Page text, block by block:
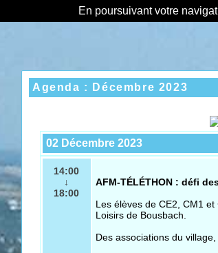
En poursuivant votre
Agenda : Décembre 2023
02 Décembre 2023
14:00
↓
18:00
AFM-TÉLÉTHON : défi
Les élèves de CE2, CM1
Loisirs de Bousbach.
Des associations du